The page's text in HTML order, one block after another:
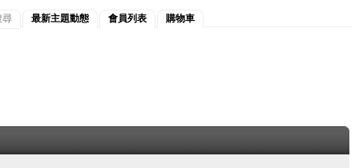
尋 最新主題動態 會員列表 購物車